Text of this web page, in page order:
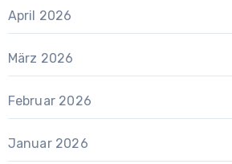
April 2026
März 2026
Februar 2026
Januar 2026